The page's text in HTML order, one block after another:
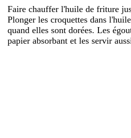
Faire chauffer l'huile de friture
Plonger les croquettes dans
quand elles sont dorées. Les
papier absorbant et les servir